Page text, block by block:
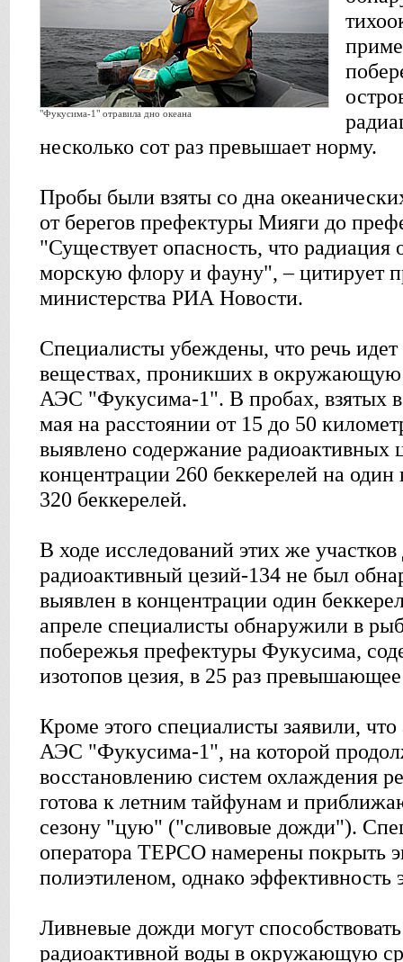
"Фукусима-1" отравила дно океана
несколько сот раз превышает норму.
Пробы были взяты со дна
от берегов префектуры Мияги до
"Существует опасность, что радиация
морскую флору и фауну", – цитирует
министерства РИА Новости.
Специалисты убеждены, что речь
веществах, проникших в окружающую
АЭС "Фукусима-1". В пробах, взятых
мая на расстоянии от 15 до 50
выявлено содержание радиоактивных
концентрации 260 беккерелей на
320 беккерелей.
В ходе исследований этих же участков
радиоактивный цезий-134 не был
выявлен в концентрации один
апреле специалисты обнаружили в
побережья префектуры Фукусима,
изотопов цезия, в 25 раз
Кроме этого специалисты заявили,
АЭС "Фукусима-1", на которой
восстановлению систем охлаждения
готова к летним тайфунам и
сезону "цую" ("сливовые дожди").
оператора TEPCO намерены покрыть
полиэтиленом, однако эффективность
Ливневые дожди могут
радиоактивной воды в окружающую